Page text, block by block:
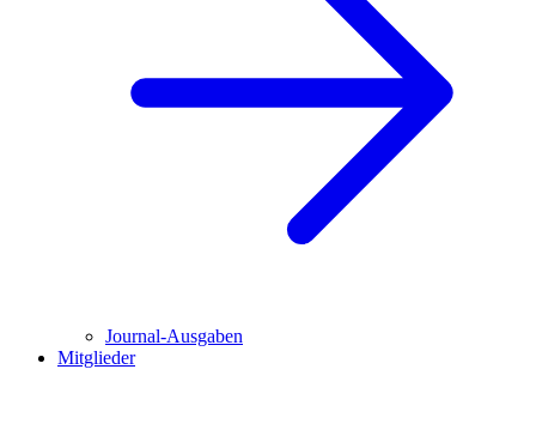
Journal-Ausgaben
Mitglieder